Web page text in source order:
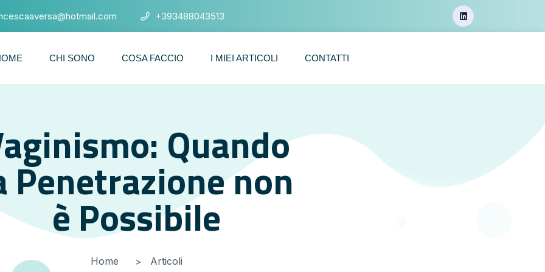
+393488043513
CHI SONO COSA FACCIO I MIEI ARTICOLI CONTATTI
Quando
Penetrazione non
è Possibile
Home Articoli